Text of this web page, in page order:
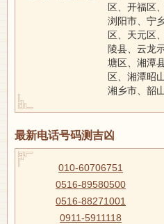
区、开福区
浏阳市、宁
区、天元区
陵县、云龙
塘区、湘潭
区、湘潭昭
湘乡市、韶山
最新电话号码测吉凶
010-60706751
0516-89580500
0516-88271001
0911-5911118